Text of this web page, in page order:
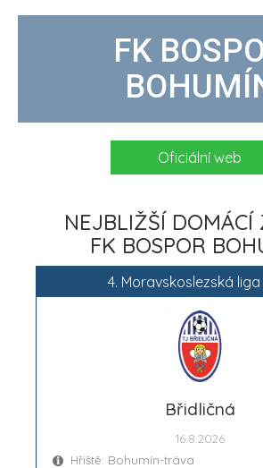
FK
Oficiální web
NEJBLIŽŠÍ DOMÁCÍ
FK BOSPOR
4. Moravskoslezská liga
Břidličná
16.8.2026
Hřiště: Bohumín-tráva